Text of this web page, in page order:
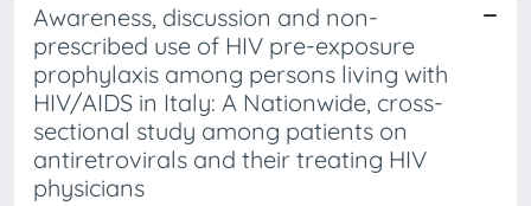
Awareness, discussion and non-
prescribed use of HIV pre-exposure
prophylaxis among persons living with
HIV/AIDS in Italy: A Nationwide, cross-
sectional study among patients on
antiretrovirals and their treating HIV
physicians